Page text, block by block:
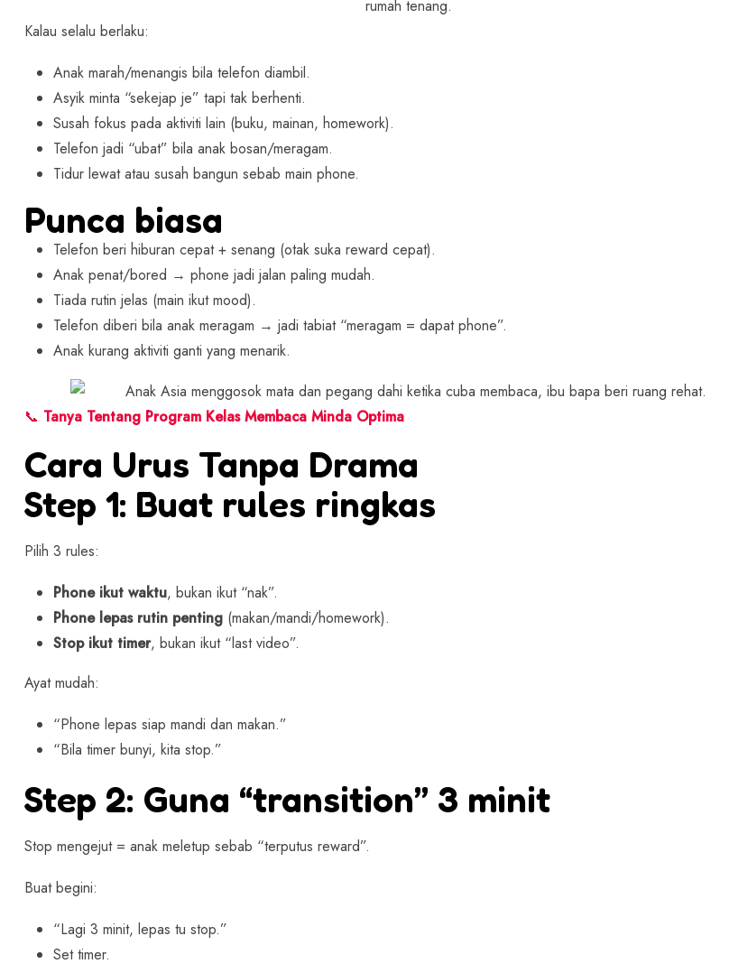
Kalau selalu berlaku:
Anak marah/menangis bila telefon diambil.
Asyik minta “sekejap je” tapi tak berhenti.
Susah fokus pada aktiviti lain (buku, mainan, homework).
Telefon jadi “ubat” bila anak bosan/meragam.
Tidur lewat atau susah bangun sebab main phone.
Punca biasa
Telefon beri hiburan cepat + senang (otak suka reward cepat).
Anak penat/bored → phone jadi jalan paling mudah.
Tiada rutin jelas (main ikut mood).
Telefon diberi bila anak meragam → jadi tabiat “meragam = dapat phone”.
Anak kurang aktiviti ganti yang menarik.
📞 Tanya Tentang Program Kelas Membaca Minda Optima
Cara Urus Tanpa Drama
Step 1: Buat rules ringkas
Pilih 3 rules:
Phone ikut waktu, bukan ikut “nak”.
Phone lepas rutin penting (makan/mandi/homework).
Stop ikut timer, bukan ikut “last video”.
Ayat mudah:
“Phone lepas siap mandi dan makan.”
“Bila timer bunyi, kita stop.”
Step 2: Guna “transition” 3 minit
Stop mengejut = anak meletup sebab “terputus reward”.
Buat begini:
“Lagi 3 minit, lepas tu stop.”
Set timer.